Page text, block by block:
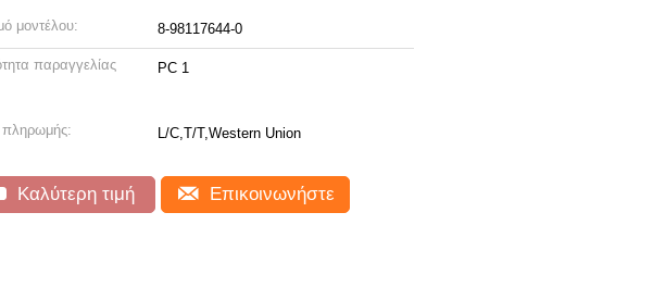
μοντέλου: 8-98117644-0
παραγγελίας
PC 1
πληρωμής: L/C,T/T,Western Union
Καλύτερη τιμή Επικοινωνήστε